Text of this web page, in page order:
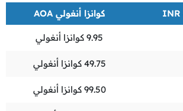
كوانزا أنغولي AOA
9.95 كوانزا أنغولي
49.75 كوانزا أنغولي
99.50 كوانزا أنغولي